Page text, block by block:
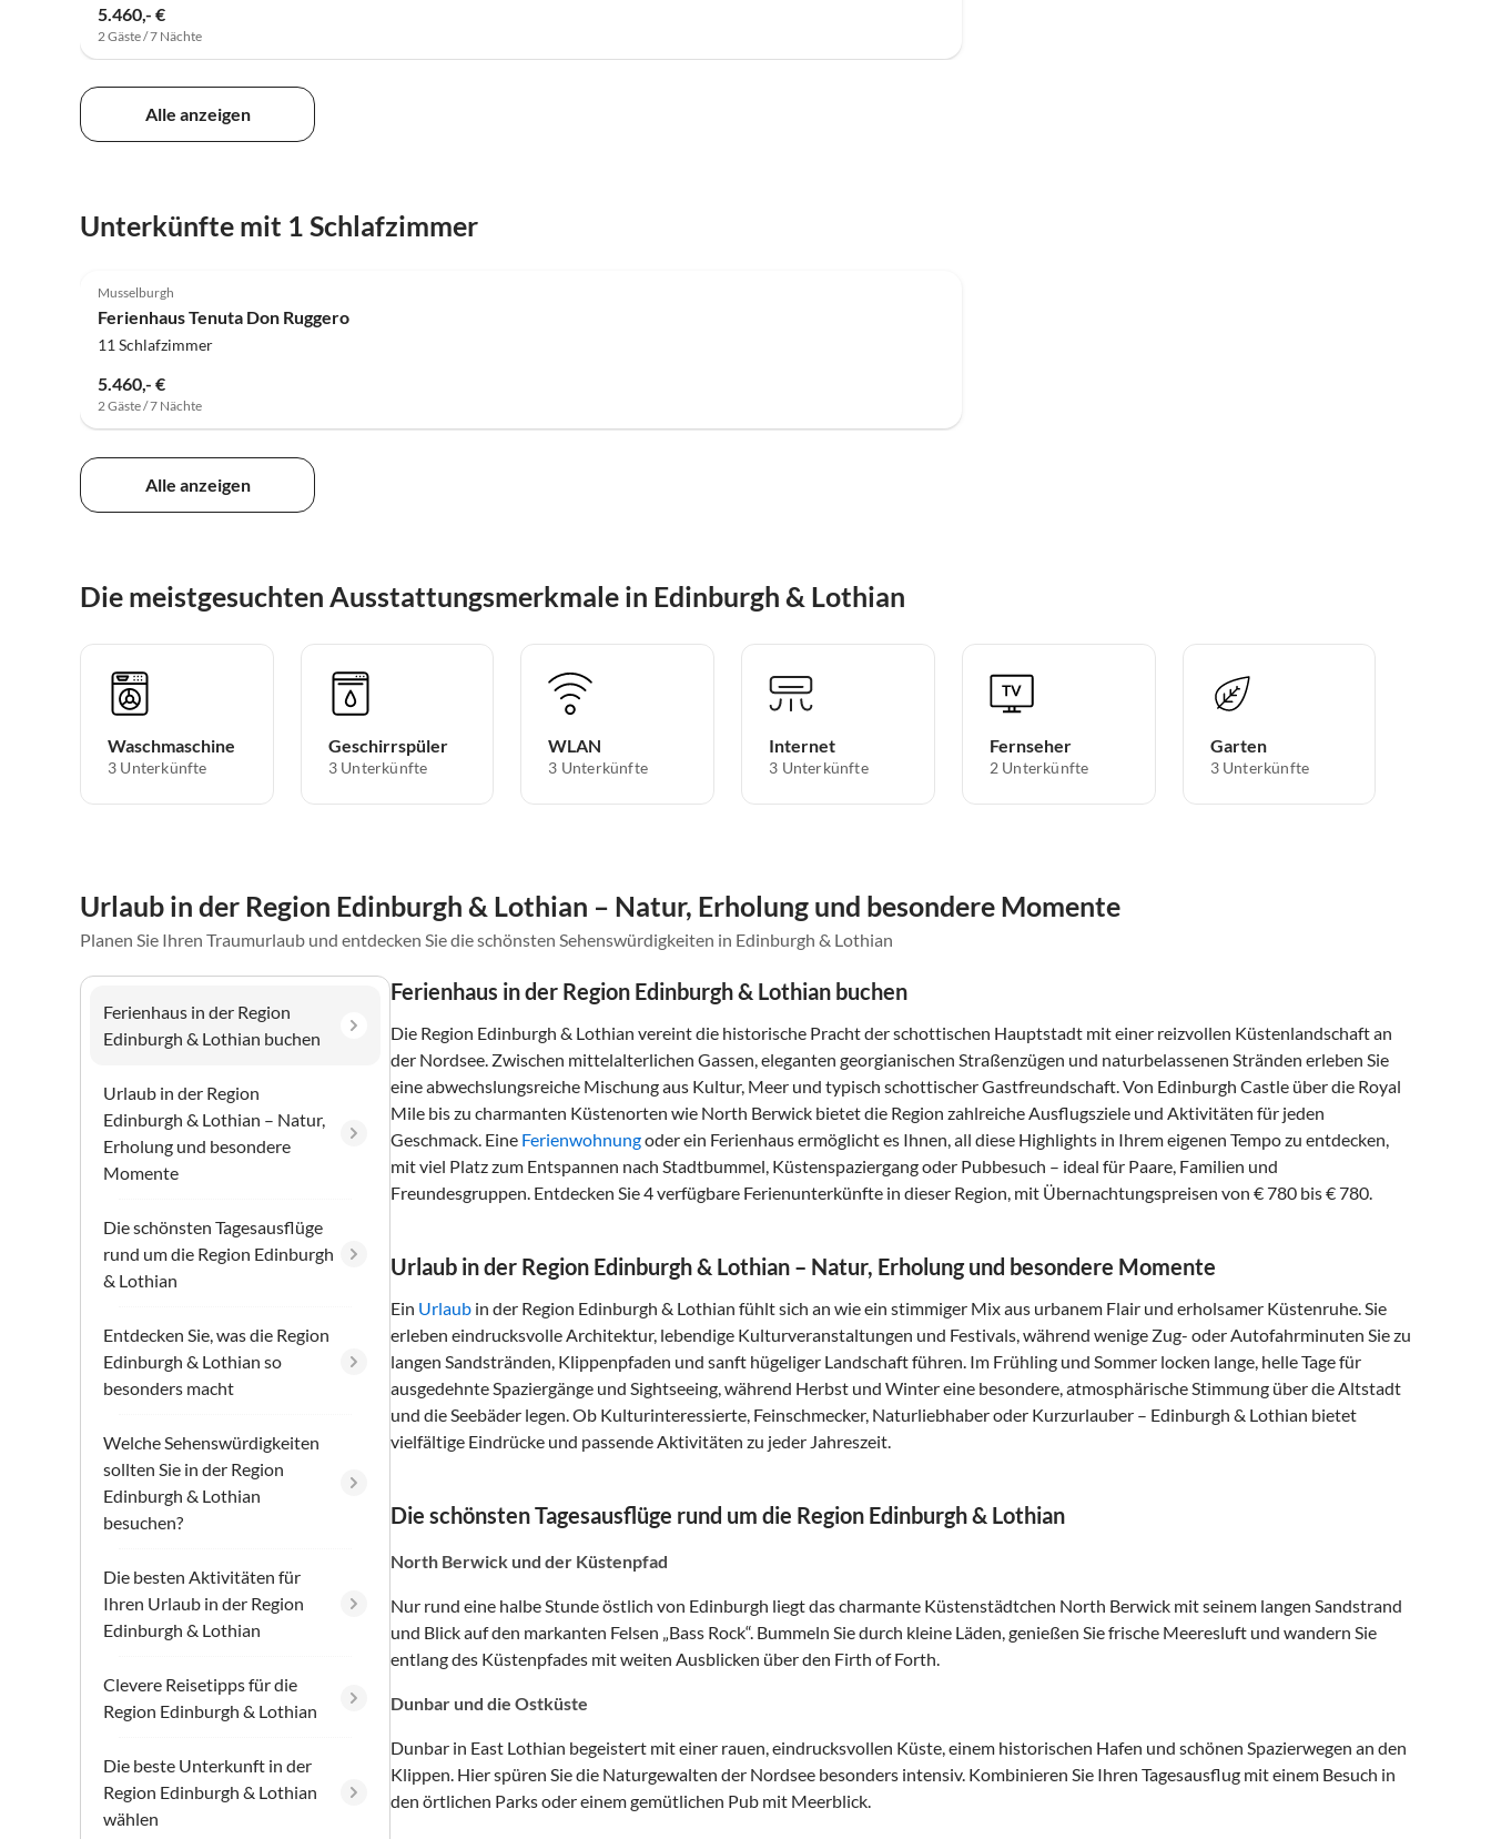
5.460,- €
2 Gäste / 7 Nächte
Alle anzeigen
Unterkünfte mit 1 Schlafzimmer
Musselburgh
Ferienhaus Tenuta Don Ruggero
11 Schlafzimmer
5.460,- €
2 Gäste / 7 Nächte
Alle anzeigen
Die meistgesuchten Ausstattungsmerkmale in Edinburgh & Lothian
Waschmaschine
3 Unterkünfte
Geschirrspüler
3 Unterkünfte
WLAN
3 Unterkünfte
Internet
3 Unterkünfte
Fernseher
2 Unterkünfte
Garten
3 Unterkünfte
Urlaub in der Region Edinburgh & Lothian – Natur, Erholung und besondere Momente
Planen Sie Ihren Traumurlaub und entdecken Sie die schönsten Sehenswürdigkeiten in Edinburgh & Lothian
Ferienhaus in der Region
Edinburgh & Lothian buchen
Urlaub in der Region
Edinburgh & Lothian – Natur,
Erholung und besondere
Momente
Die schönsten Tagesausflüge
rund um die Region Edinburgh
& Lothian
Entdecken Sie, was die Region
Edinburgh & Lothian so
besonders macht
Welche Sehenswürdigkeiten
sollten Sie in der Region
Edinburgh & Lothian
besuchen?
Die besten Aktivitäten für
Ihren Urlaub in der Region
Edinburgh & Lothian
Clevere Reisetipps für die
Region Edinburgh & Lothian
Die beste Unterkunft in der
Region Edinburgh & Lothian
wählen
Ferienhaus in der Region Edinburgh & Lothian buchen
Die Region Edinburgh & Lothian vereint die historische Pracht der schottischen Hauptstadt mit einer reizvollen Küstenlandschaft an
der Nordsee. Zwischen mittelalterlichen Gassen, eleganten georgianischen Straßenzügen und naturbelassenen Stränden erleben Sie
eine abwechslungsreiche Mischung aus Kultur, Meer und typisch schottischer Gastfreundschaft. Von Edinburgh Castle über die Royal
Mile bis zu charmanten Küstenorten wie North Berwick bietet die Region zahlreiche Ausflugsziele und Aktivitäten für jeden
Geschmack. Eine Ferienwohnungoder ein Ferienhaus ermöglicht es Ihnen, all diese Highlights in Ihrem eigenen Tempo zu entdecken,
mit viel Platz zum Entspannen nach Stadtbummel, Küstenspaziergang oder Pubbesuch – ideal für Paare, Familien und
Freundesgruppen. Entdecken Sie 4 verfügbare Ferienunterkünfte in dieser Region, mit Übernachtungspreisen von € 780 bis € 780.
Urlaub in der Region Edinburgh & Lothian – Natur, Erholung und besondere Momente
Ein Urlaub in der Region Edinburgh & Lothian fühlt sich an wie ein stimmiger Mix aus urbanem Flair und erholsamer Küstenruhe. Sie
erleben eindrucksvolle Architektur, lebendige Kulturveranstaltungen und Festivals, während wenige Zug- oder Autofahrminuten Sie zu
langen Sandstränden, Klippenpfaden und sanft hügeliger Landschaft führen. Im Frühling und Sommer locken lange, helle Tage für
ausgedehnte Spaziergänge und Sightseeing, während Herbst und Winter eine besondere, atmosphärische Stimmung über die Altstadt
und die Seebäder legen. Ob Kulturinteressierte, Feinschmecker, Naturliebhaber oder Kurzurlauber – Edinburgh & Lothian bietet
vielfältige Eindrücke und passende Aktivitäten zu jeder Jahreszeit.
Die schönsten Tagesausflüge rund um die Region Edinburgh & Lothian
North Berwick und der Küstenpfad
Nur rund eine halbe Stunde östlich von Edinburgh liegt das charmante Küstenstädtchen North Berwick mit seinem langen Sandstrand
und Blick auf den markanten Felsen „Bass Rock“. Bummeln Sie durch kleine Läden, genießen Sie frische Meeresluft und wandern Sie
entlang des Küstenpfades mit weiten Ausblicken über den Firth of Forth.
Dunbar und die Ostküste
Dunbar in East Lothian begeistert mit einer rauen, eindrucksvollen Küste, einem historischen Hafen und schönen Spazierwegen an den
Klippen. Hier spüren Sie die Naturgewalten der Nordsee besonders intensiv. Kombinieren Sie Ihren Tagesausflug mit einem Besuch in
den örtlichen Parks oder einem gemütlichen Pub mit Meerblick.